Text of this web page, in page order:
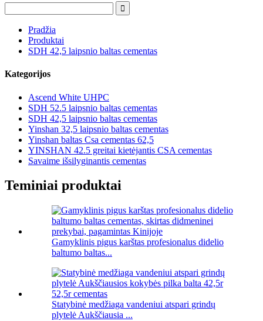
Pradžia
Produktai
SDH 42,5 laipsnio baltas cementas
Kategorijos
Ascend White UHPC
SDH 52.5 laipsnio baltas cementas
SDH 42,5 laipsnio baltas cementas
Yinshan 32,5 laipsnio baltas cementas
Yinshan baltas Csa cementas 62,5
YINSHAN 42.5 greitai kietėjantis CSA cementas
Savaime išsilyginantis cementas
Teminiai produktai
Gamyklinis pigus karštas profesionalus didelio
baltumo baltas...
Statybinė medžiaga vandeniui atspari grindų
plytelė Aukščiausia ...